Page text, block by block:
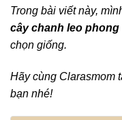
Trong bài viết này,
cây chanh leo phong
chọn giống.
Hãy cùng Clarasmom
bạn nhé!